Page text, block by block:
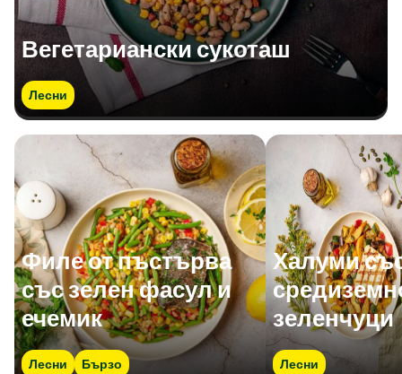
Вегетариански сукоташ
Лесни
Филе от пъстърва
със зелен фасул и
ечемик
Лесни Бързо
Халуми
зеленчуци
Лесни